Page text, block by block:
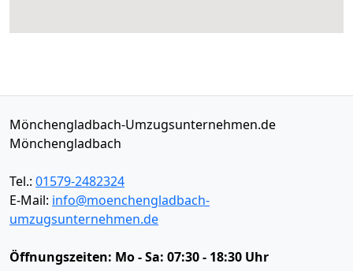
Mönchengladbach-Umzugsunternehmen.de
Mönchengladbach
Tel.: 01579-2482324
E-Mail: info@moenchengladbach-
umzugsunternehmen.de
Öffnungszeiten: Mo - Sa: 07:30 - 18:30 Uhr